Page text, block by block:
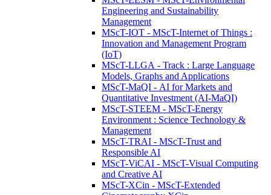
Engineering and Sustainability
Management
MScT-IOT - MScT-Internet of Things :
Innovation and Management Program
(IoT)
MScT-LLGA - Track : Large Language
Models, Graphs and Applications
MScT-MaQI - AI for Markets and
Quantitative Investment (AI-MaQI)
MScT-STEEM - MScT-Energy
Environment : Science Technology &
Management
MScT-TRAI - MScT-Trust and
Responsible AI
MScT-ViCAI - MScT-Visual Computing
and Creative AI
MScT-XCin - MScT-Extended